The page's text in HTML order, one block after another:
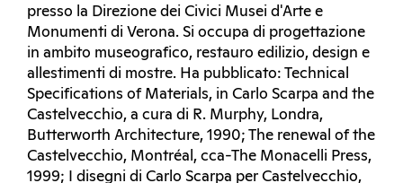
presso la Direzione dei Civici Musei d'Arte e
Monumenti di Verona. Si occupa di progettazione
in ambito museografico, restauro edilizio, design e
allestimenti di mostre. Ha pubblicato: Technical
Specifications of Materials, in Carlo Scarpa and the
Castelvecchio, a cura di R. Murphy, Londra,
Butterworth Architecture, 1990; The renewal of the
Castelvecchio, Montréal, cca-The Monacelli Press,
1999; I disegni di Carlo Scarpa per Castelvecchio,